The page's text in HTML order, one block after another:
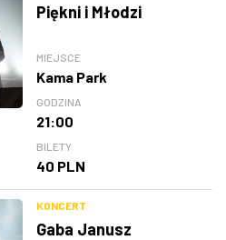
Piękni i Młodzi
MIEJSCE
Kama Park
GODZINA
21:00
BILETY
40 PLN
KONCERT
Gaba Janusz